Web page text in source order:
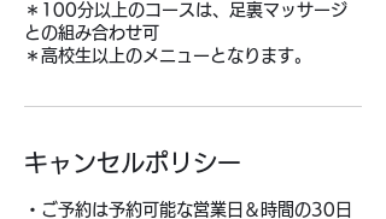
＊100分以上のコースは、足裏マッサージ
との組み合わせ可
＊高校生以上のメニューとなります。
キャンセルポリシー
・ご予約は予約可能な営業日＆時間の30日